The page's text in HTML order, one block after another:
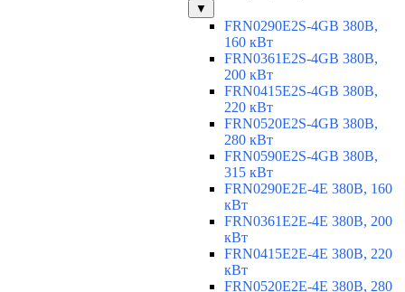
▼
FRN0290E2S-4GB 380В,
160 кВт
FRN0361E2S-4GB 380В,
200 кВт
FRN0415E2S-4GB 380В,
220 кВт
FRN0520E2S-4GB 380В,
280 кВт
FRN0590E2S-4GB 380В,
315 кВт
FRN0290E2E-4E 380В, 160
кВт
FRN0361E2E-4E 380В, 200
кВт
FRN0415E2E-4E 380В, 220
кВт
FRN0520E2E-4E 380В, 280